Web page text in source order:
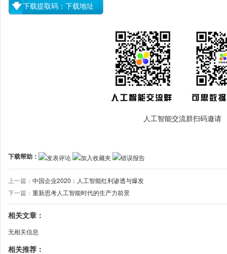
下载提取码：下载地址
人工智能交流群扫码邀请
下载帮助： 发表评论 加入收藏夹 错误报告
上一篇： 中国企业2020：人工智能红利渗透与爆发
下一篇： 重新思考人工智能时代的生产力前景
相关文章：
无相关信息
相关推荐：